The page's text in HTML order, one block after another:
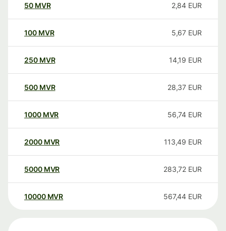
50 MVR 2,84 EUR
100 MVR 5,67 EUR
250 MVR 14,19 EUR
500 MVR 28,37 EUR
1000 MVR 56,74 EUR
2000 MVR 113,49 EUR
5000 MVR 283,72 EUR
10000 MVR 567,44 EUR